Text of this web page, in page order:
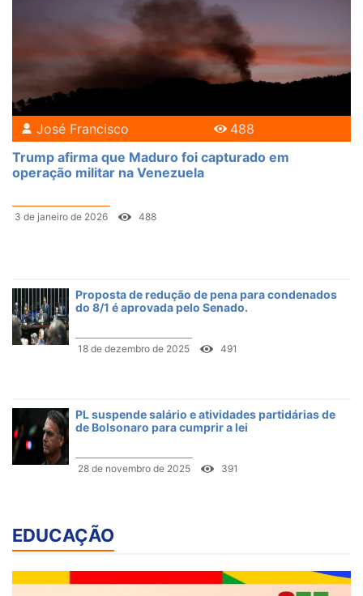
José Francisco
488
Trump afirma que Maduro foi capturado em
operação militar na Venezuela
3 de janeiro de 2026 488
Proposta de redução de pena para condenados
do 8/1 é aprovada pelo Senado.
18 de dezembro de 2025 491
PL suspende salário e atividades partidárias de
de Bolsonaro para cumprir a lei
28 de novembro de 2025 391
EDUCAÇÃO